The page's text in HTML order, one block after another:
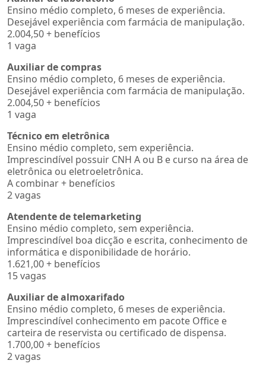
Ensino médio completo, 6 meses de experiência.
Desejável experiência com farmácia de manipulação.
2.004,50 + benefícios
1 vaga
Auxiliar de compras
Ensino médio completo, 6 meses de experiência.
Desejável experiência com farmácia de manipulação.
2.004,50 + benefícios
1 vaga
Técnico em eletrônica
Ensino médio completo, sem experiência.
Imprescindível possuir CNH A ou B e curso na área de
eletrônica ou eletroeletrônica.
A combinar + benefícios
2 vagas
Atendente de telemarketing
Ensino médio completo, sem experiência.
Imprescindível boa dicção e escrita, conhecimento de
informática e disponibilidade de horário.
1.621,00 + benefícios
15 vagas
Auxiliar de almoxarifado
Ensino médio completo, 6 meses de experiência.
Imprescindível conhecimento em pacote Office e
carteira de reservista ou certificado de dispensa.
1.700,00 + benefícios
2 vagas